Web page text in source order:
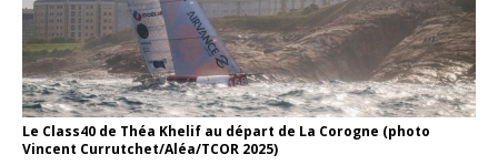
Le Class40 de Théa Khelif au départ de La Corogne (photo
Vincent Currutchet/Aléa/TCOR 2025)